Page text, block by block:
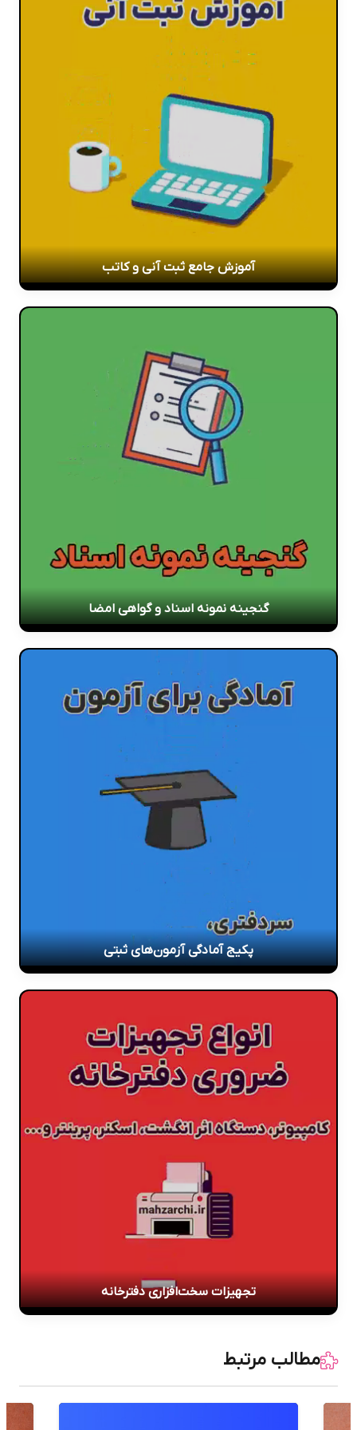
آموزش جامع ثبت آنی و کاتب
گنجینه نمونه اسناد و گواهی امضا
پکیج آمادگی آزمون‌های ثبتی
تجهیزات سخت‌افزاری دفترخانه
مطالب مرتبط